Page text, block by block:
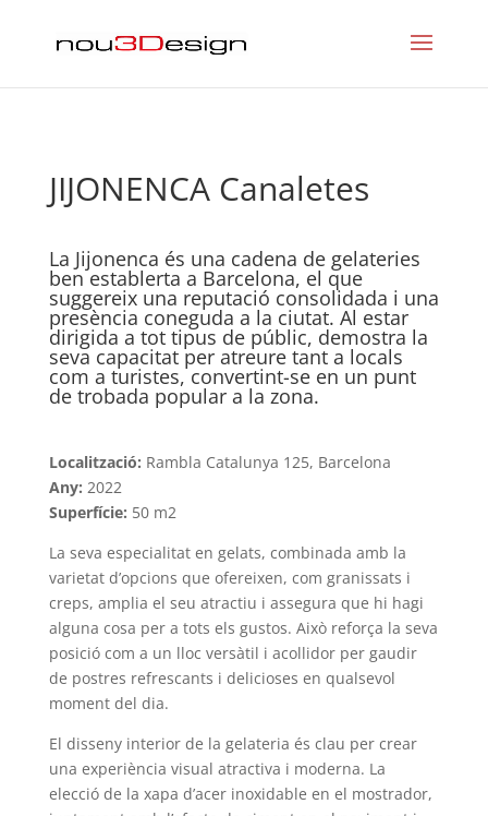
JIJONENCA Canaletes
La Jijonenca és una cadena de gelateries
ben establerta a Barcelona, el que
suggereix una reputació consolidada i una
presència coneguda a la ciutat. Al estar
dirigida a tot tipus de públic, demostra la
seva capacitat per atreure tant a locals
com a turistes, convertint-se en un punt
de trobada popular a la zona.
Localització: Rambla Catalunya 125, Barcelona
Any: 2022
Superfície: 50 m2
La seva especialitat en gelats, combinada amb la
varietat d’opcions que ofereixen, com granissats i
creps, amplia el seu atractiu i assegura que hi hagi
alguna cosa per a tots els gustos. Això reforça la seva
posició com a un lloc versàtil i acollidor per gaudir
de postres refrescants i delicioses en qualsevol
moment del dia.
El disseny interior de la gelateria és clau per crear
una experiència visual atractiva i moderna. La
elecció de la xapa d’acer inoxidable en el mostrador,